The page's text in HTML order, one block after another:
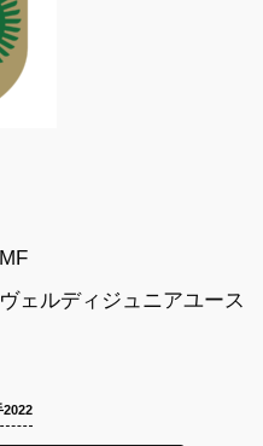
ェルディジュニアユース
2022